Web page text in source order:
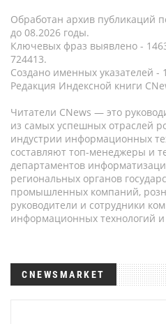
Обработан архив публикаций
до 08.2026 годы.
Ключевых фраз выявлено -
724413.
Создано именных указателей -
Редакция Индексной книги
Читатели CNews — это
из самых успешных отраслей
индустрии информационных
составляют топ-менеджеры и
департаментов
региональных органов
промышленных компаний,
руководители и сотрудники
информационных технологий и
CNEWSMARKET